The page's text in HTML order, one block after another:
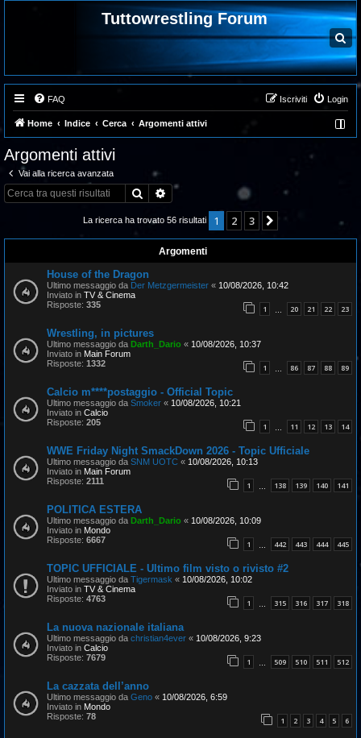
Tuttowrestling Forum
C
e
r
c
a
FAQ Login
Iscriviti
Home Indice Cerca Argomenti attivi
Argomenti attivi
Vai alla ricerca avanzata
Cerca Ricerca avanzata
La ricerca ha trovato 56 risultati 1 2 3
Argomenti
House of the Dragon
Ultimo messaggio da Der Metzgermeister « 10/08/2026, 10:42
Inviato in TV & Cinema
Risposte: 335 1 20 21 22 23
Wrestling, in pictures
Ultimo messaggio da Darth_Dario « 10/08/2026, 10:37
Inviato in Main Forum
Risposte: 1332 1 86 87 88 89
Calcio m****postaggio - Official Topic
Ultimo messaggio da Smoker « 10/08/2026, 10:21
Inviato in Calcio
Risposte: 205 1 11 12 13 14
WWE Friday Night SmackDown 2026 - Topic Ufficiale
Ultimo messaggio da SNM UOTC « 10/08/2026, 10:13
Inviato in Main Forum
Risposte: 2111 1 138 139 140 141
POLITICA ESTERA
Ultimo messaggio da Darth_Dario « 10/08/2026, 10:09
Inviato in Mondo
Risposte: 6667 1 442 443 444 445
TOPIC UFFICIALE - Ultimo film visto o rivisto #2
Ultimo messaggio da Tigermask « 10/08/2026, 10:02
Inviato in TV & Cinema
Risposte: 4763 1 … 315 316 317 318
La nuova nazionale italiana
Ultimo messaggio da christian4ever « 10/08/2026, 9:23
Inviato in Calcio
Risposte: 7679 1 … 509 510 511 512
La cazzata dell’anno
Ultimo messaggio da Geno « 10/08/2026, 6:59
Inviato in Mondo
Risposte: 78 1 2 3 4 5 6